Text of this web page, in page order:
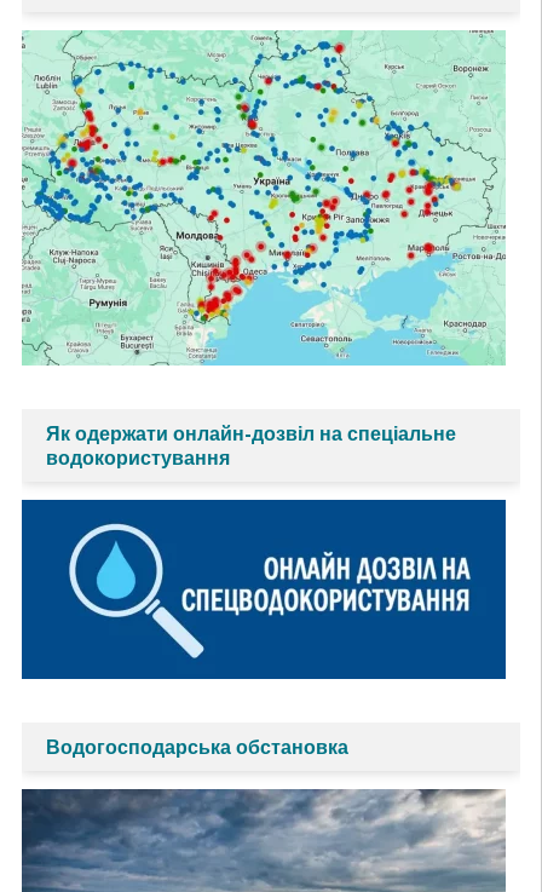
Як одержати онлайн-дозвіл на спеціальне
водокористування
Водогосподарська обстановка